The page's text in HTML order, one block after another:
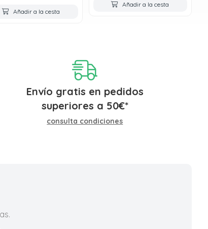
Añadir a la cesta
Añadir a la cesta
Envío gratis en pedidos
superiores a 50€*
consulta condiciones